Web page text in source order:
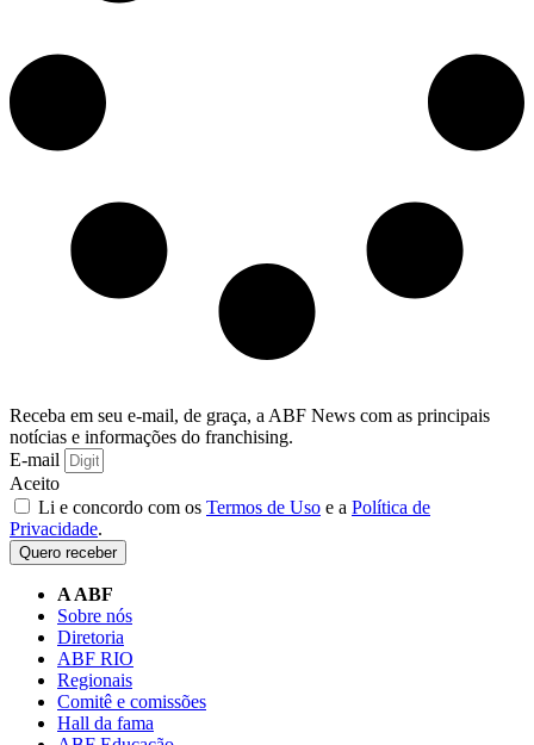
Receba em seu e-mail, de graça, a ABF News com as principais
notícias e informações do franchising.
E-mail
Aceito
Li e concordo com os Termos de Uso e a Política de
Privacidade.
Quero receber
A ABF
Sobre nós
Diretoria
ABF RIO
Regionais
Comitê e comissões
Hall da fama